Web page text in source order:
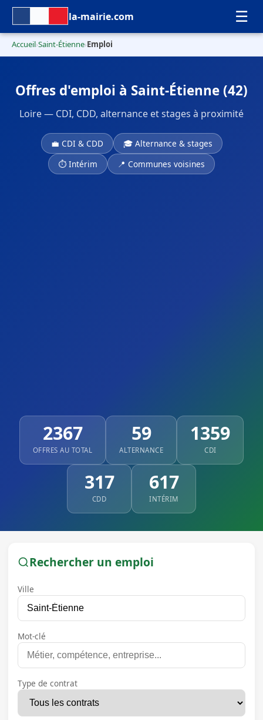
la-mairie.com ☰
Accueil›Saint-Étienne›Emploi
Offres d'emploi à Saint-Étienne (42)
Loire — CDI, CDD, alternance et stages à proximité
💼 CDI & CDD
🎓 Alternance & stages
⏱ Intérim
📍 Communes voisines
2367
OFFRES AU TOTAL
59
ALTERNANCE
1359
CDI
317
CDD
617
INTÉRIM
Rechercher un emploi
Ville
Mot-clé
Type de contrat